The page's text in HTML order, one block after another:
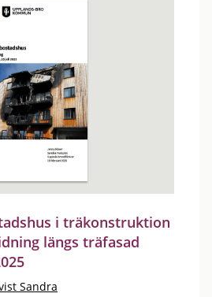
i träkonstruktion
längs träfasad
Sandra